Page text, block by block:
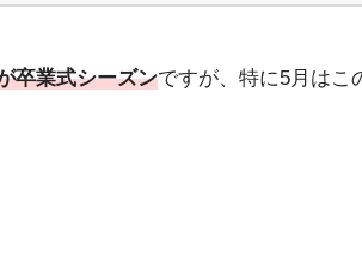
卒業式シーズンですが、特に5月はこ